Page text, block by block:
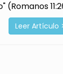
Leer Artículo